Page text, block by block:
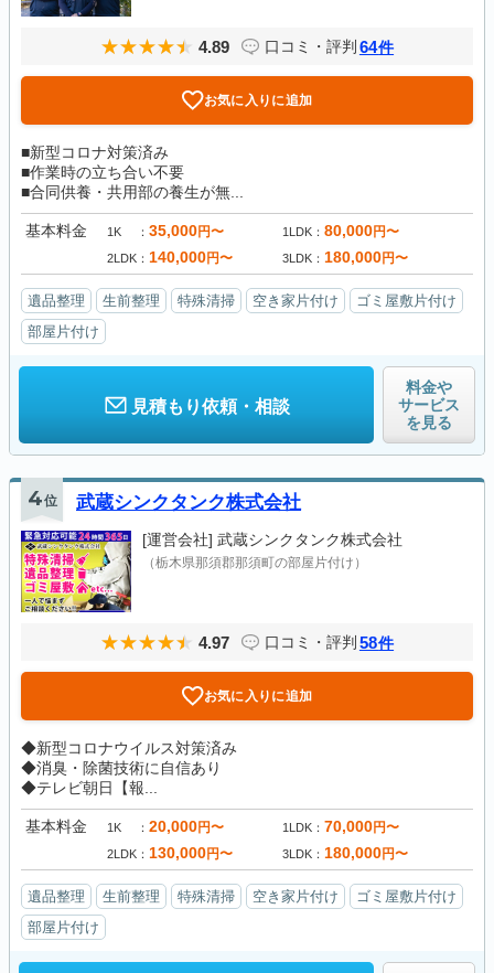
4.89 口コミ・評判 64件
お気に入りに追加
■新型コロナ対策済み
■作業時の立ち合い不要
■合同供養・共用部の養生が無...
基本料金 1K 35,000円〜 1LDK 80,000円〜
2LDK 140,000円〜 3LDK 180,000円〜
遺品整理 生前整理 特殊清掃 空き家片付け
ゴミ屋敷片付け
部屋片付け
見積もり依頼・相談
料金や
サービス
を見る
4位 武蔵シンクタンク株式会社
[運営会社] 武蔵シンクタンク株式会社
（栃木県那須郡那須町の部屋片付け）
4.97 口コミ・評判 58件
お気に入りに追加
◆新型コロナウイルス対策済み
◆消臭・除菌技術に自信あり
◆テレビ朝日【報...
基本料金 1K 20,000円〜 1LDK 70,000円〜
2LDK 130,000円〜 3LDK 180,000円〜
遺品整理 生前整理 特殊清掃 空き家片付け
ゴミ屋敷片付け
部屋片付け